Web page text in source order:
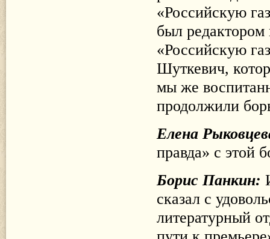
«Российскую
был редактором
«Российскую
Шуткевич,
мы же
продолжили
Елена
правда» с этой
Борис Панкин:
сказал с
литературный